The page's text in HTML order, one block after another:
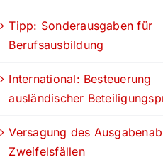
Tipp: Sonderausgaben für
Berufsausbildung
International: Besteuerung
ausländischer
Versagung des
Zweifelsfällen